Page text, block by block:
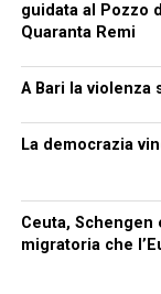
guidata al Pozzo
Quaranta Remi
A Bari la violenza
La democrazia
Ceuta, Schengen
migratoria che